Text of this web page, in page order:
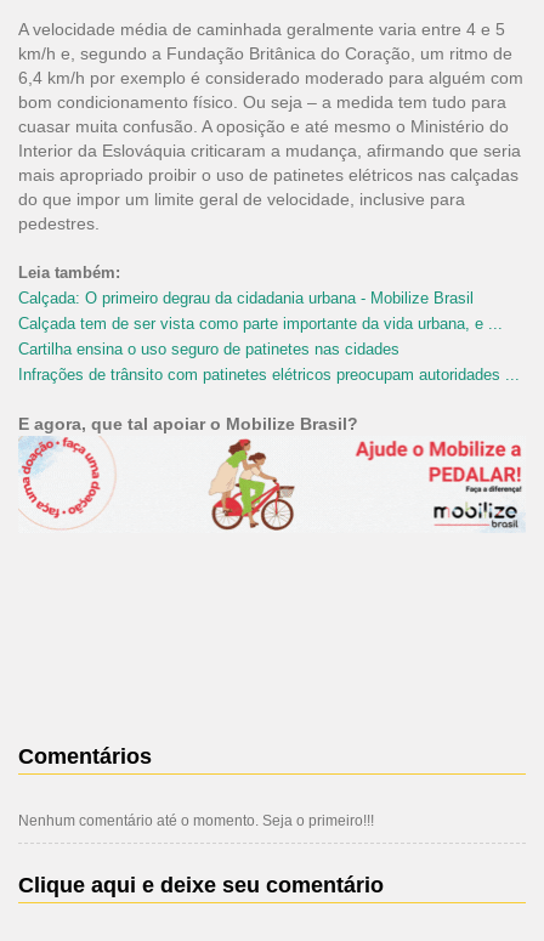
A velocidade média de caminhada geralmente varia entre 4 e 5
km/h e, segundo a Fundação Britânica do Coração, um ritmo de
6,4 km/h por exemplo é considerado moderado para alguém com
bom condicionamento físico. Ou seja – a medida tem tudo para
cuasar muita confusão. A oposição e até mesmo o Ministério do
Interior da Eslováquia criticaram a mudança, afirmando que seria
mais apropriado proibir o uso de patinetes elétricos nas calçadas
do que impor um limite geral de velocidade, inclusive para
pedestres.
Leia também:
Calçada: O primeiro degrau da cidadania urbana - Mobilize Brasil
Calçada tem de ser vista como parte importante da vida urbana, e ...
Cartilha ensina o uso seguro de patinetes nas cidades
Infrações de trânsito com patinetes elétricos preocupam autoridades ...
E agora, que tal apoiar o Mobilize Brasil?
Comentários
Nenhum comentário até o momento. Seja o primeiro!!!
Clique aqui e deixe seu comentário